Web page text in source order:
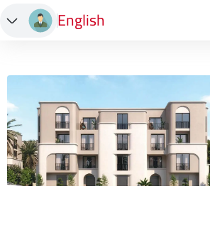
English